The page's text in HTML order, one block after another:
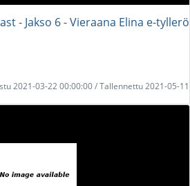
- Jakso 6 - Vieraana Elina e-tyllerö
2021-03-22 00:00:00 / Tallennettu 2021-05-11